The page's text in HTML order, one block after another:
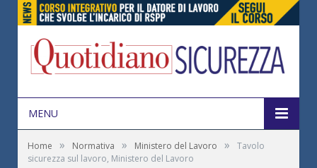
MENU
Home » Normativa » Ministero del Lavoro »
Tavolo
sicurezza sul lavoro, Ministero del Lavoro